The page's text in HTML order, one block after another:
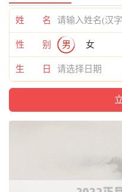
姓 名
性 别 男 女
生 日